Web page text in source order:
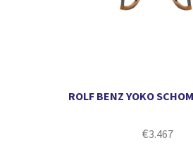
ROLF BENZ YOKO
€3.467